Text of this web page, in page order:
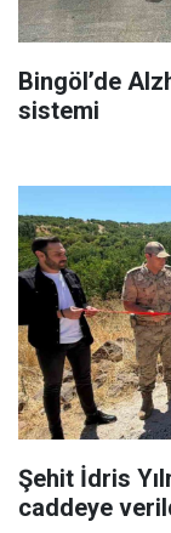
Bingöl’de
sistemi
Şehit İdris
caddeye